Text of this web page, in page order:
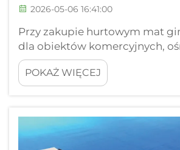
2026-05-06 16:41:00
Przy zakupie hurtowym mat
dla obiektów komercyjnych,
treningowych lub nabywców
instytucjonalnych proces
starannego przeanalizowania
kosztowe. Zakup hurtowy mat
gimnastycznych stanowi...
POKAŻ WIĘCEJ